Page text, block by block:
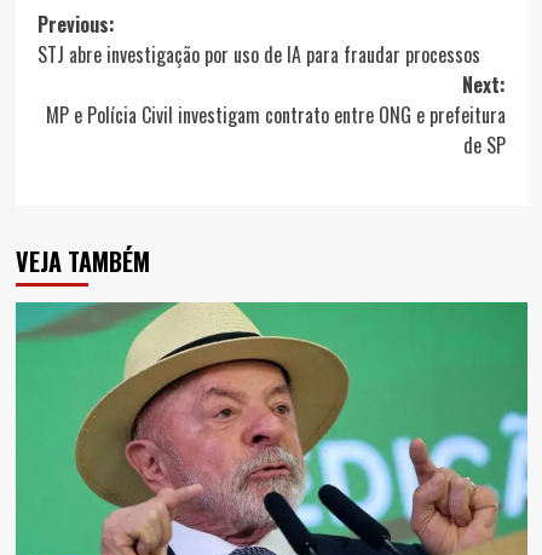
Post
navigation
Previous:
STJ abre investigação por uso de IA para fraudar processos
Next:
MP e Polícia Civil investigam contrato entre ONG e prefeitura
de SP
VEJA TAMBÉM